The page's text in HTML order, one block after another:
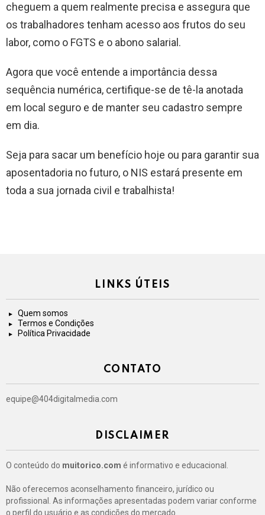
cheguem a quem realmente precisa e assegura que
os trabalhadores tenham acesso aos frutos do seu
labor, como o FGTS e o abono salarial.
Agora que você entende a importância dessa
sequência numérica, certifique-se de tê-la anotada
em local seguro e de manter seu cadastro sempre
em dia.
Seja para sacar um benefício hoje ou para garantir sua
aposentadoria no futuro, o NIS estará presente em
toda a sua jornada civil e trabalhista!
LINKS ÚTEIS
Quem somos
Termos e Condições
Política Privacidade
CONTATO
equipe@404digitalmedia.com
DISCLAIMER
O conteúdo do muitorico.com é informativo e educacional.
Não oferecemos aconselhamento financeiro, jurídico ou
profissional. As informações apresentadas podem variar conforme
o perfil do usuário e as condições do mercado.